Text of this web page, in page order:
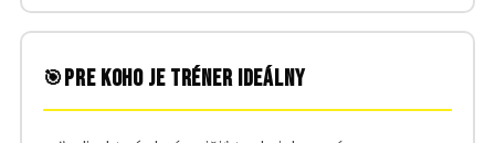
🎯Pre koho je tréner ideálny